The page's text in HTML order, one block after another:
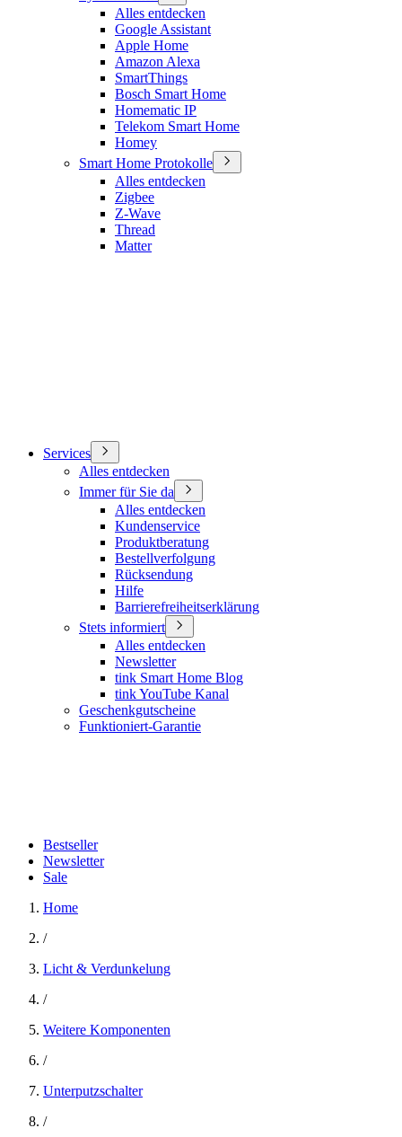
Alles entdecken
Google Assistant
Apple Home
Amazon Alexa
SmartThings
Bosch Smart Home
Homematic IP
Telekom Smart Home
Homey
Smart Home Protokolle
Alles entdecken
Zigbee
Z-Wave
Thread
Matter
Services
Alles entdecken
Immer für Sie da
Alles entdecken
Kundenservice
Produktberatung
Bestellverfolgung
Rücksendung
Hilfe
Barrierefreiheitserklärung
Stets informiert
Alles entdecken
Newsletter
tink Smart Home Blog
tink YouTube Kanal
Geschenkgutscheine
Funktioniert-Garantie
Bestseller
Newsletter
Sale
Home
/
Licht & Verdunkelung
/
Weitere Komponenten
/
Unterputzschalter
/